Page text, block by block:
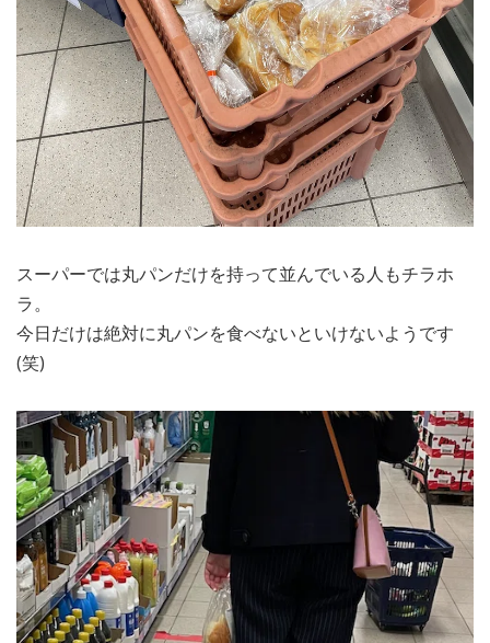
スーパーでは丸パンだけを持って並んでいる人もチラホ
ラ。
今日だけは絶対に丸パンを食べないといけないようです
(笑)